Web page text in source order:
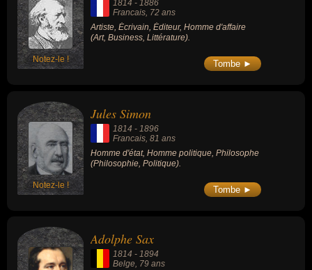
Notez-le !
1814 - 1886
Francais, 72 ans
Artiste, Écrivain, Éditeur, Homme d'affaire
(Art, Business, Littérature).
Tombe ►
Notez-le !
Jules Simon
1814 - 1896
Francais , 81 ans
Homme d'état, Homme politique, Philosophe
(Philosophie, Politique).
Tombe ►
Adolphe Sax
1814 - 1894
Belge, 79 ans